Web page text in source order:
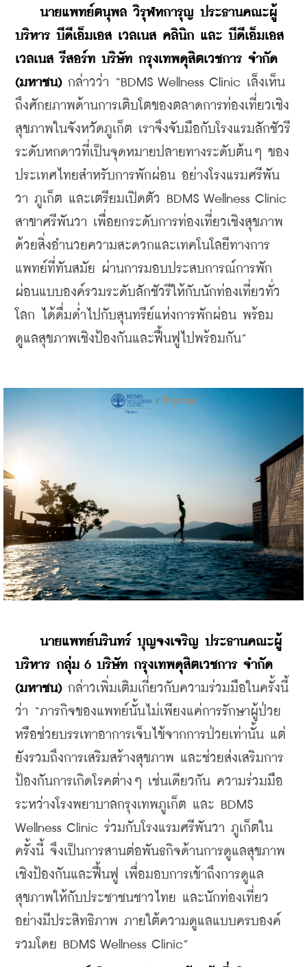
นายแพทย์ตนุพล วิรุฬหการุญ ประธานคณะผู้
บริหาร บีดีเอ็มเอส เวลเนส คลินิก และ บีดีเอ็มเอส
เวลเนส รีสอร์ท บริษัท กรุงเทพดุสิตเวชการ จำกัด
(มหาชน) กล่าวว่า “BDMS Wellness Clinic เล็งเห็น
ถึงศักยภาพด้านการเติบโตของตลาดการท่องเที่ยวเชิง
สุขภาพในจังหวัดภูเก็ต เราจึงจับมือกับโรงแรมลักชัวรี
ระดับหกดาวที่เป็นจุดหมายปลายทางระดับต้นๆ ของ
ประเทศไทยสำหรับการพักผ่อน อย่างโรงแรมศรีพัน
วา ภูเก็ต และเตรียมเปิดตัว BDMS Wellness Clinic
สาขาศรีพันวา เพื่อยกระดับการท่องเที่ยวเชิงสุขภาพ
ด้วยสิ่งอำนวยความสะดวกและเทคโนโลยีทางการ
แพทย์ที่ทันสมัย ผ่านการมอบประสบการณ์การพัก
ผ่อนแบบองค์รวมระดับลักชัวรีให้กับนักท่องเที่ยวทั่ว
โลก ได้ดื่มด่ำไปกับสุนทรีย์แห่งการพักผ่อน พร้อม
ดูแลสุขภาพเชิงป้องกันและฟื้นฟูไปพร้อมกัน”
นายแพทย์นรินทร์ บุญจงเจริญ ประธานคณะผู้
บริหาร กลุ่ม 6 บริษัท กรุงเทพดุสิตเวชการ จำกัด
(มหาชน) กล่าวเพิ่มเติมเกี่ยวกับความร่วมมือในครั้งนี้
ว่า “ภารกิจของแพทย์นั้นไม่เพียงแค่การรักษาผู้ป่วย
หรือช่วยบรรเทาอาการเจ็บไข้จากการป่วยเท่านั้น แต่
ยังรวมถึงการเสริมสร้างสุขภาพ และช่วยส่งเสริมการ
ป้องกันการเกิดโรคต่างๆ เช่นเดียวกัน ความร่วมมือ
ระหว่างโรงพยาบาลกรุงเทพภูเก็ต และ BDMS
Wellness Clinic ร่วมกับโรงแรมศรีพันวา ภูเก็ตใน
ครั้งนี้ จึงเป็นการสานต่อพันธกิจด้านการดูแลสุขภาพ
เชิงป้องกันและฟื้นฟู เพื่อมอบการเข้าถึงการดูแล
สุขภาพให้กับประชาชนชาวไทย และนักท่องเที่ยว
อย่างมีประสิทธิภาพ ภายใต้ความดูแลแบบครบองค์
รวมโดย BDMS Wellness Clinic”